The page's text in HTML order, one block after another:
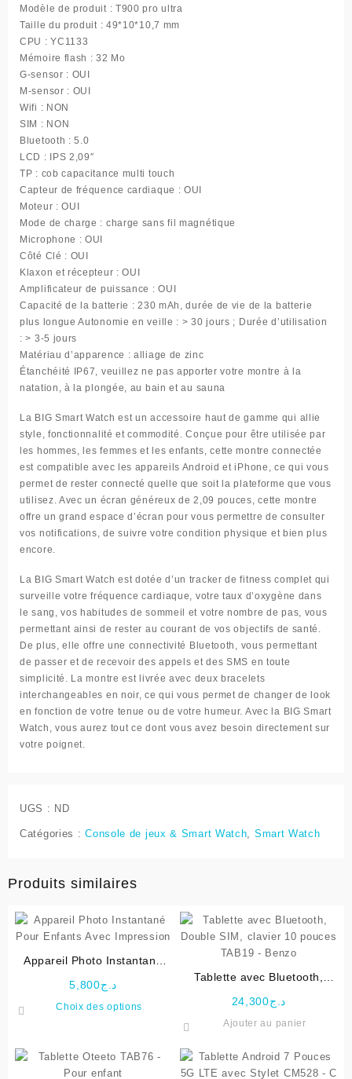
Modèle de produit : T900 pro ultra
Taille du produit : 49*10*10,7 mm
CPU : YC1133
Mémoire flash : 32 Mo
G-sensor : OUI
M-sensor : OUI
Wifi : NON
SIM : NON
Bluetooth : 5.0
LCD : IPS 2,09″
TP : cob capacitance multi touch
Capteur de fréquence cardiaque : OUI
Moteur : OUI
Mode de charge : charge sans fil magnétique
Microphone : OUI
Côté Clé : OUI
Klaxon et récepteur : OUI
Amplificateur de puissance : OUI
Capacité de la batterie : 230 mAh, durée de vie de la batterie
plus longue Autonomie en veille : > 30 jours ; Durée d’utilisation
: > 3-5 jours
Matériau d’apparence : alliage de zinc
Étanchéité IP67, veuillez ne pas apporter votre montre à la
natation, à la plongée, au bain et au sauna
La BIG Smart Watch est un accessoire haut de gamme qui allie
style, fonctionnalité et commodité. Conçue pour être utilisée par
les hommes, les femmes et les enfants, cette montre connectée
est compatible avec les appareils Android et iPhone, ce qui vous
permet de rester connecté quelle que soit la plateforme que vous
utilisez. Avec un écran généreux de 2,09 pouces, cette montre
offre un grand espace d’écran pour vous permettre de consulter
vos notifications, de suivre votre condition physique et bien plus
encore.
La BIG Smart Watch est dotée d’un tracker de fitness complet qui
surveille votre fréquence cardiaque, votre taux d’oxygène dans
le sang, vos habitudes de sommeil et votre nombre de pas, vous
permettant ainsi de rester au courant de vos objectifs de santé.
De plus, elle offre une connectivité Bluetooth, vous permettant
de passer et de recevoir des appels et des SMS en toute
simplicité. La montre est livrée avec deux bracelets
interchangeables en noir, ce qui vous permet de changer de look
en fonction de votre tenue ou de votre humeur. Avec la BIG Smart
Watch, vous aurez tout ce dont vous avez besoin directement sur
votre poignet.
UGS : ND
Catégories :Console de jeux & Smart Watch Smart Watch
Produits similaires
Appareil Photo Instantané
Impression
د.ج5,800
Choix des options
plusieurs
variations.
Tablette avec Bluetooth,
pouces TAB19 – Benzo
د.ج24,300
Ajouter au panier